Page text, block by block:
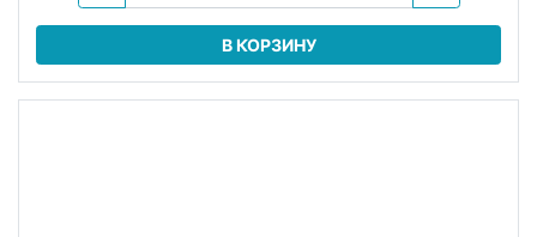
В КОРЗИНУ